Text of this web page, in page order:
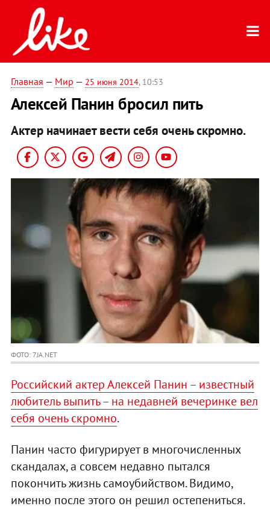
Главная — Мир — 25 июня 2014, 10:53
Алексей Панин бросил пить
Актер начинает вести себя очень скромно.
ФОТО: 7JA.NET
Российский актер Алексей Панин – известный
любитель выпить – на недавней вечеринке вел
себя очень скромно.
Панин часто фигурирует в многочисленных
скандалах, а совсем недавно пытался
покончить жизнь самоубийством. Видимо,
именно после этого он решил остепениться.